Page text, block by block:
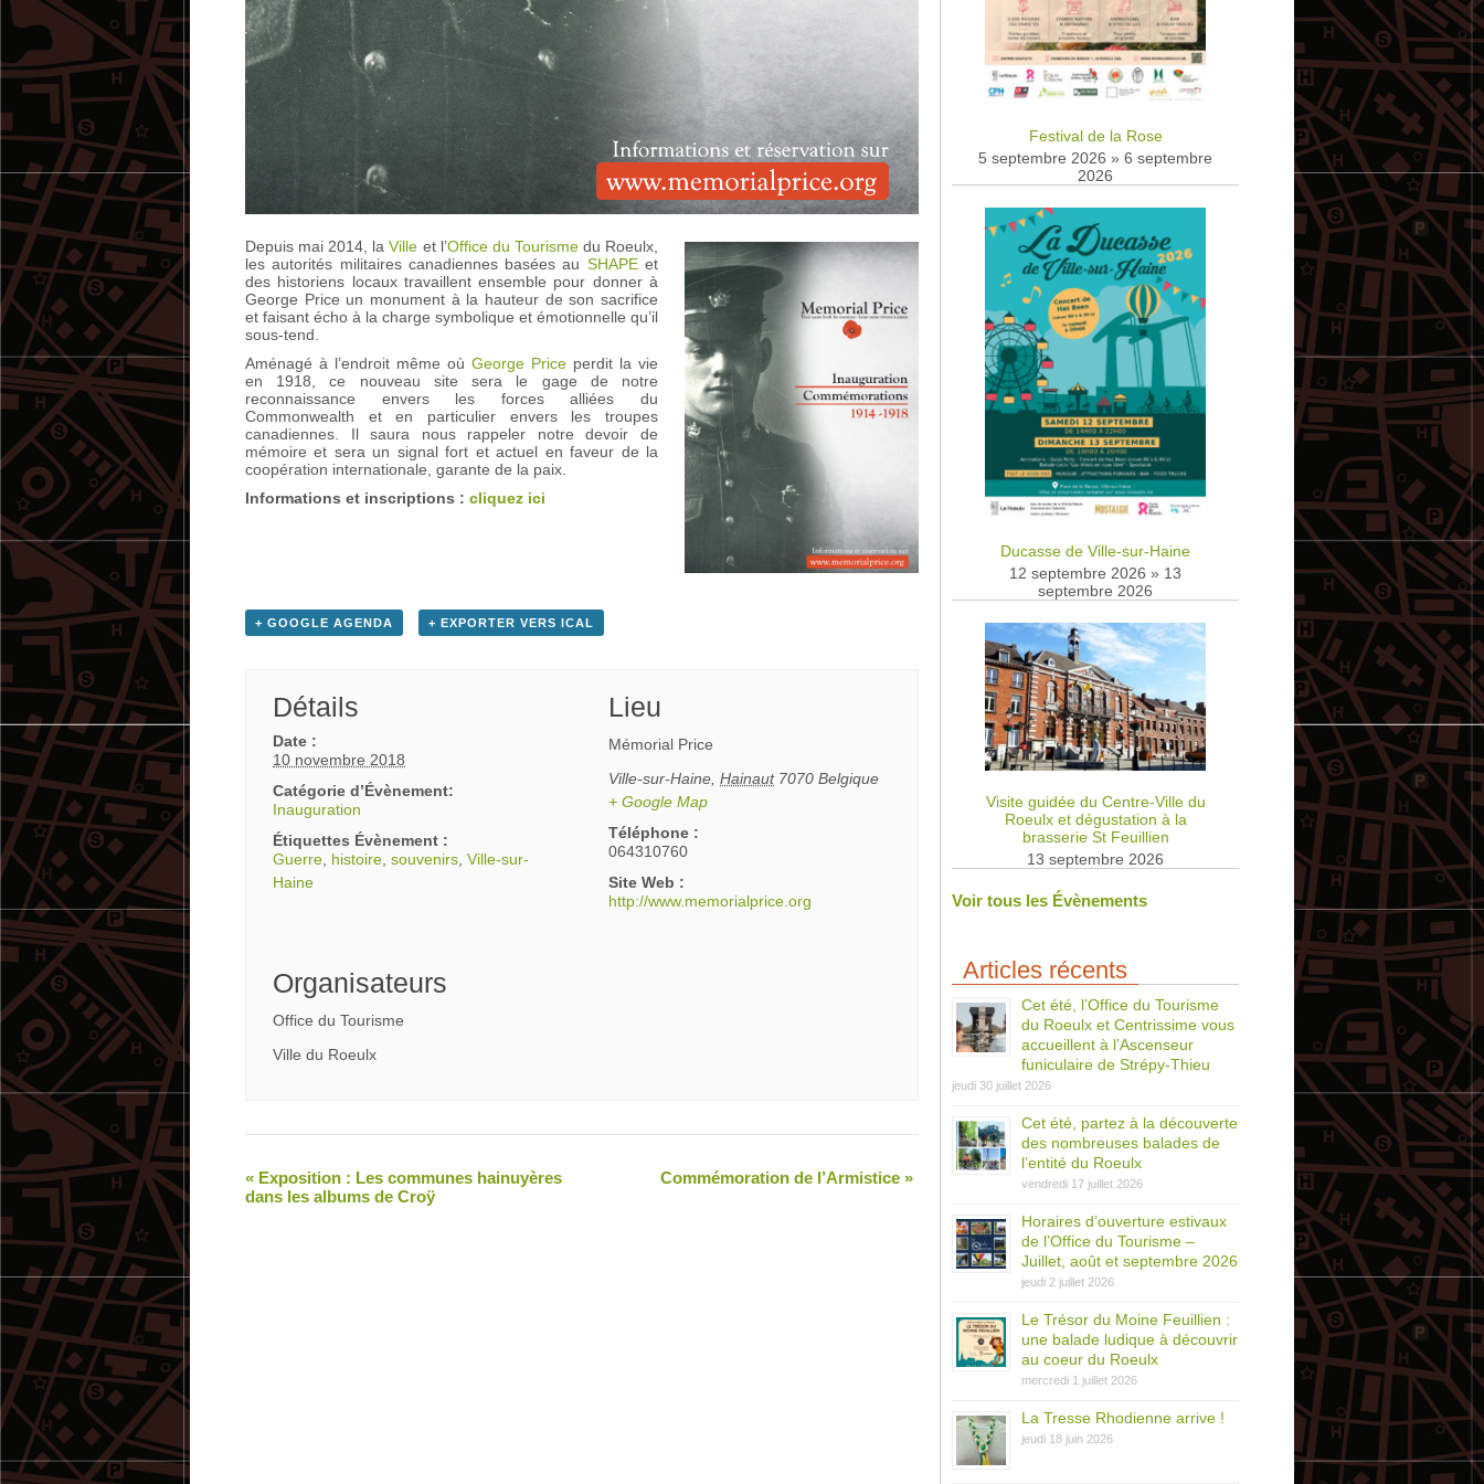
Depuis mai 2014, laVille et l’Office du Tourismedu Roeulx,
les autorités militaires canadiennes basées au SHAPEet
des historiens locaux travaillent ensemble pour donner à
George Price un monument à la hauteur de son sacrifice
et faisant écho à la charge symbolique et émotionnelle qu’il
sous-tend.
Aménagé à l’endroit même où George Price perdit la vie
en 1918, ce nouveau site sera le gage de notre
reconnaissance envers les forces alliées du
Commonwealth et en particulier envers les troupes
canadiennes. Il saura nous rappeler notre devoir de
mémoire et sera un signal fort et actuel en faveur de la
coopération internationale, garante de la paix.
Informations et inscriptions : cliquez ici
+ GOOGLE AGENDA + EXPORTER VERS ICAL
Détails
Date :
10 novembre 2018
Catégorie d’Évènement:
Inauguration
Étiquettes Évènement :
Guerre histoire ,souvenirs ,Ville-sur-
Haine
Lieu
Mémorial Price
Ville-sur-Haine Hainaut 7070 Belgique
+ Google Map
Téléphone :
064310760
Site Web :
http://www.memorialprice.org
Organisateurs
Office du Tourisme
Ville du Roeulx
« Exposition : Les communes hainuyères
dans les albums de Croÿ
Commémoration de l’Armistice »
Festival de la Rose
5 septembre 2026 » 6 septembre
2026
Ducasse de Ville-sur-Haine
12 septembre 2026 » 13
septembre 2026
Visite guidée du Centre-Ville du
Roeulx et dégustation à la
brasserie St Feuillien
13 septembre 2026
Voir tous les Évènements
Articles récents
Cet été, l’Office du Tourisme
du Roeulx et Centrissime vous
accueillent à l’Ascenseur
funiculaire de Strépy-Thieu
jeudi 30 juillet 2026
Cet été, partez à la découverte
des nombreuses balades de
l’entité du Roeulx
vendredi 17 juillet 2026
Horaires d’ouverture estivaux
de l’Office du Tourisme –
Juillet, août et septembre 2026
jeudi 2 juillet 2026
Le Trésor du Moine Feuillien :
une balade ludique à découvrir
au coeur du Roeulx
mercredi 1 juillet 2026
La Tresse Rhodienne arrive !
jeudi 18 juin 2026